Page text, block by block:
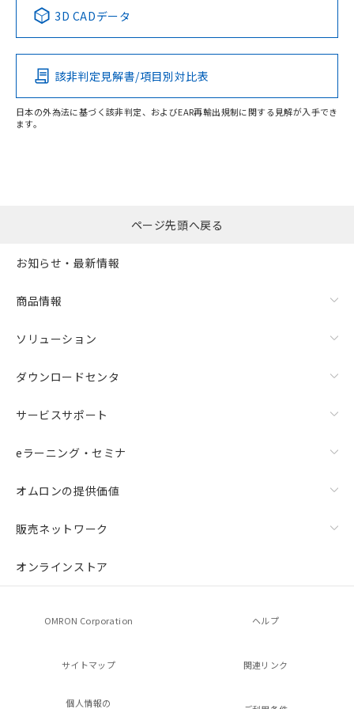
Pb Hg Cd Cr(VI)
O
この製品のRoHS/REACH対応状況ページへ
この製品の規格認証/適合状況ページへ
その他の認証はこちらのページからご検索ください
3D CADデータ
該非判定見解書/項目別対比表
日本の外為法に基づく該非判定、およびEAR再輸出規制に関する見解が入手でき
ます。
ページ先頭へ戻る
お知らせ・最新情報
商品情報
ソリューション
ダウンロードセンタ
サービスサポート
eラーニング・セミナ
オムロンの提供価値
販売ネットワーク
オンラインストア
OMRON Corporation ヘルプ
サイトマップ 関連リンク
個人情報の